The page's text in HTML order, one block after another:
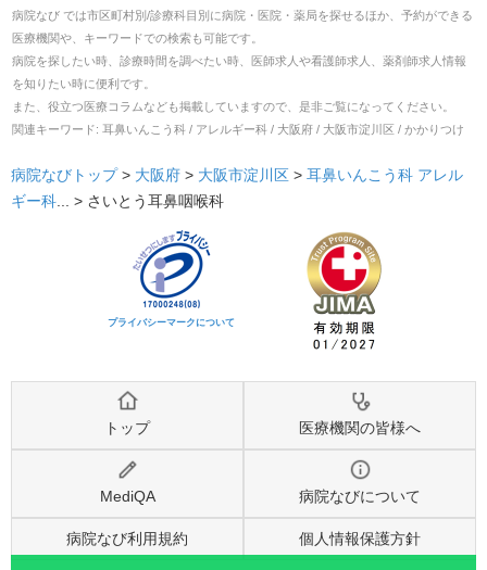
病院なび では市区町村別/診療科目別に病院・医院・薬局を探せるほか、予約ができる
医療機関や、キーワードでの検索も可能です。
病院を探したい時、診療時間を調べたい時、医師求人や看護師求人、薬剤師求人情報
を知りたい時に便利です。
また、役立つ医療コラムなども掲載していますので、是非ご覧になってください。
関連キーワード: 耳鼻いんこう科 / アレルギー科 / 大阪府 / 大阪市淀川区 / かかりつけ
病院なびトップ > 大阪府 > 大阪市淀川区 > 耳鼻いんこう科 アレル
ギー科... > さいとう耳鼻咽喉科
プライバシーマークについて
トップ 医療機関の皆様へ
MediQA 病院なびについて
病院なび利用規約 個人情報保護方針